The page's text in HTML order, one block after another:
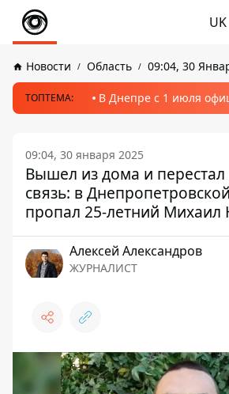
UK
Новости Область 09:04, 30
ТОПТЕМА: В Днепре с 1 июля
09:04, 30 января 2025
Вышел из дома и
связь: в
пропал 25-летний Михаил
Алексей Александров
ЖУРНАЛИСТ